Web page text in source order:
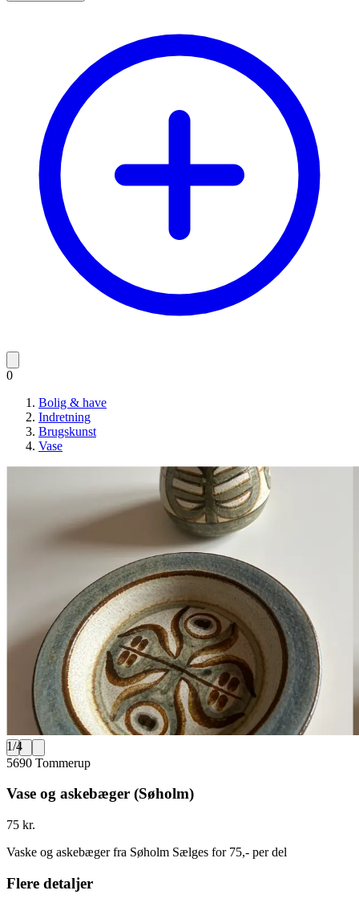
0
Bolig & have
Indretning
Brugskunst
Vase
1/4
5690 Tommerup
Vase og askebæger (Søholm)
75 kr.
Vaske og askebæger fra Søholm Sælges for 75,- per del
Flere detaljer